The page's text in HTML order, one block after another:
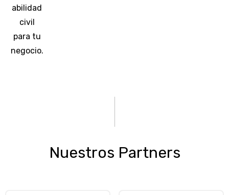
abilidad
civil
para tu
negocio.
Nuestros Partners